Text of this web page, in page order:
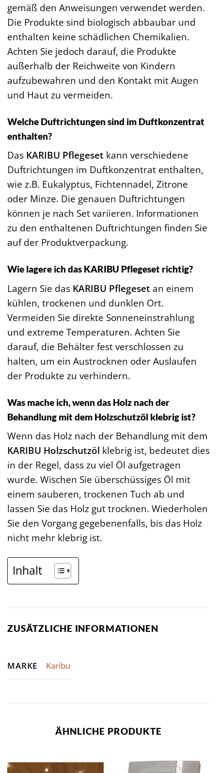
gemäß den Anweisungen verwendet werden.
Die Produkte sind biologisch abbaubar und
enthalten keine schädlichen Chemikalien.
Achten Sie jedoch darauf, die Produkte
außerhalb der Reichweite von Kindern
aufzubewahren und den Kontakt mit Augen
und Haut zu vermeiden.
Welche Duftrichtungen sind im Duftkonzentrat
enthalten?
Das KARIBU Pflegeset kann verschiedene
Duftrichtungen im Duftkonzentrat enthalten,
wie z.B. Eukalyptus, Fichtennadel, Zitrone
oder Minze. Die genauen Duftrichtungen
können je nach Set variieren. Informationen
zu den enthaltenen Duftrichtungen finden Sie
auf der Produktverpackung.
Wie lagere ich das KARIBU Pflegeset richtig?
Lagern Sie das KARIBU Pflegeset an einem
kühlen, trockenen und dunklen Ort.
Vermeiden Sie direkte Sonneneinstrahlung
und extreme Temperaturen. Achten Sie
darauf, die Behälter fest verschlossen zu
halten, um ein Austrocknen oder Auslaufen
der Produkte zu verhindern.
Was mache ich, wenn das Holz nach der
Behandlung mit dem Holzschutzöl klebrig ist?
Wenn das Holz nach der Behandlung mit dem
KARIBU Holzschutzöl klebrig ist, bedeutet dies
in der Regel, dass zu viel Öl aufgetragen
wurde. Wischen Sie überschüssiges Öl mit
einem sauberen, trockenen Tuch ab und
lassen Sie das Holz gut trocknen. Wiederholen
Sie den Vorgang gegebenenfalls, bis das Holz
nicht mehr klebrig ist.
Inhalt
ZUSÄTZLICHE INFORMATIONEN
MARKE Karibu
ÄHNLICHE PRODUKTE